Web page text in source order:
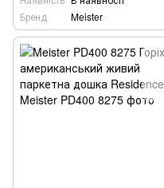
Бренд
Meister